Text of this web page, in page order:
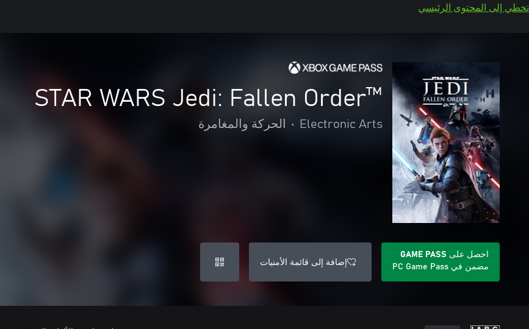
تخطي إلى المحتوى الرئيسي
STAR WARS Jedi: Fallen Order™‎
Electronic Arts
• الحركة والمغامرة
احصل على GAME PASS
مضمن في PC Game Pass
إضافة إلى قائمة الأمنيات